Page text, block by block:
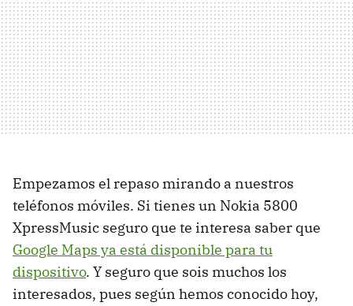
Empezamos el repaso mirando a nuestros
teléfonos móviles. Si tienes un Nokia 5800
XpressMusic seguro que te interesa saber que
Google Maps ya está disponible para tu
dispositivo. Y seguro que sois muchos los
interesados, pues según hemos conocido hoy,